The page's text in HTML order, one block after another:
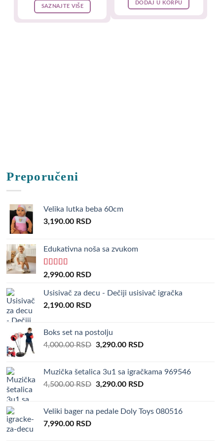
SAZNAJTE VIŠE
DODAJ U KORPU
Preporučeni
Velika lutka beba 60cm
3,190.00 RSD
Edukativna noša sa zvukom
Rated 5.00
2,990.00 RSD
Usisivač za decu - Dečiji usisivač igračka
2,190.00 RSD
Boks set na postolju
4,000.00RSD Original
4,000.00 RSD.
3,290.00 RSDCurrent
3,290.00 RSD.
Muzička šetalica 3u1 sa igračkama 969546
4,500.00RSD Original
4,500.00 RSD.
3,290.00 RSDCurrent
3,290.00 RSD.
Veliki bager na pedale Doly Toys 080516
7,990.00 RSD